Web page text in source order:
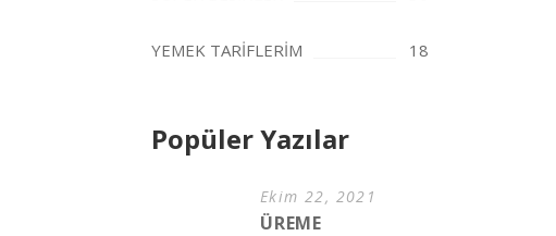
YEMEK TARİFLERİM 18
Popüler Yazılar
Ekim 22, 2021
ÜREME